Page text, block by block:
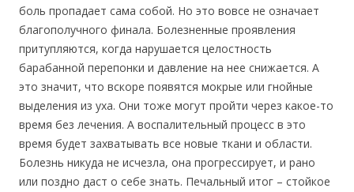
боль пропадает сама собой. Но это вовсе не означает
благополучного финала. Болезненные проявления
притупляются, когда нарушается целостность
барабанной перепонки и давление на нее снижается. А
это значит, что вскоре появятся мокрые или гнойные
выделения из уха. Они тоже могут пройти через какое-то
время без лечения. А воспалительный процесс в это
время будет захватывать все новые ткани и области.
Болезнь никуда не исчезла, она прогрессирует, и рано
или поздно даст о себе знать. Печальный итог – стойкое